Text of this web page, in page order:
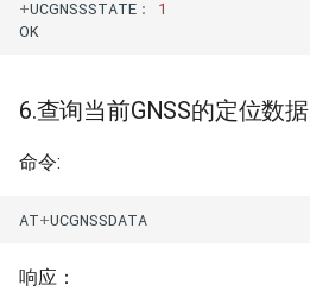
+UCGNSSSTATE :
1
OK
6.查询当前GNSS的定位数据
命令:
AT+UCGNSSDATA
响应：